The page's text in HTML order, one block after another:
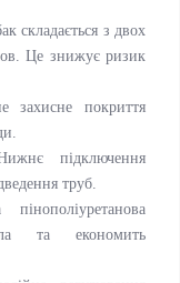
складається з двох
Це знижує ризик
захисне покриття
підключення
труб.
та економить